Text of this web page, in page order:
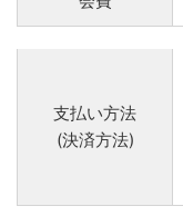
支払い方法
(決済方法)